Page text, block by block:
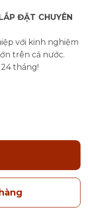
ĐẶT CHUYÊN
với kinh nghiệm
trên cả nước.
tháng!